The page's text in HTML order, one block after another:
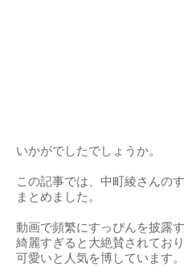
いかがでしたでしょうか。
この記事では、中町綾さんの
まとめました。
動画で頻繁にすっぴんを披露
綺麗すぎると大絶賛されてお
可愛いと人気を博しています。